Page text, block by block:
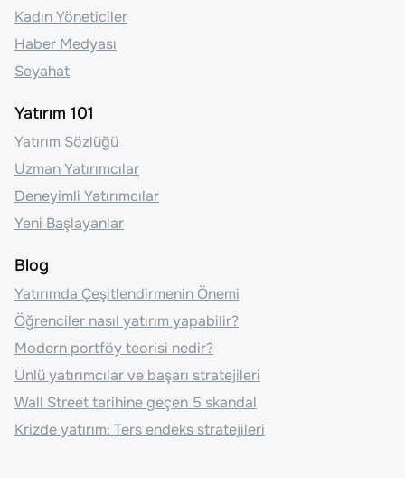
Kadın Yöneticiler
Haber Medyası
Seyahat
Yatırım 101
Yatırım Sözlüğü
Uzman Yatırımcılar
Deneyimli Yatırımcılar
Yeni Başlayanlar
Blog
Yatırımda Çeşitlendirmenin Önemi
Öğrenciler nasıl yatırım yapabilir?
Modern portföy teorisi nedir?
Ünlü yatırımcılar ve başarı stratejileri
Wall Street tarihine geçen 5 skandal
Krizde yatırım: Ters endeks stratejileri